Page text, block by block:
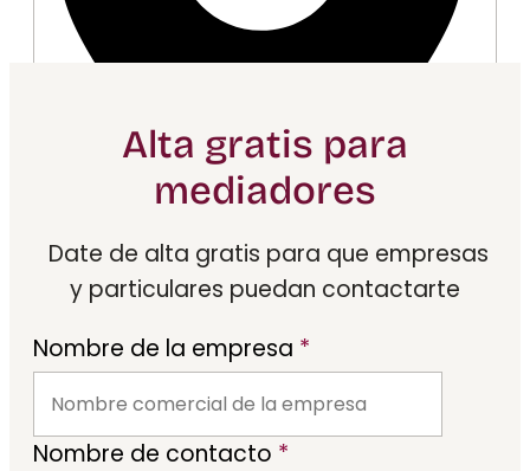
LPGC
Especialistas en mediación
General · Mercantil
Alta gratis para
mediadores
Date de alta gratis para que empresas
y particulares puedan contactarte
Nombre de la empresa *
Nombre de contacto *